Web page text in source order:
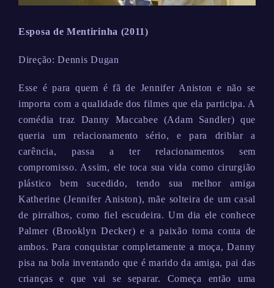
Esposa de Mentirinha (2011)
Direção: Dennis Dugan
Esse é para quem é fã de Jennifer Aniston e não se
importa com a qualidade dos filmes que ela participa. A
comédia traz Danny Maccabee (Adam Sandler) que
queria um relacionamento sério, e para driblar a
carência, passa a ter relacionamentos sem
compromisso. Assim, ele toca sua vida como cirurgião
plástico bem sucedido, tendo sua melhor amiga
Katherine (Jennifer Aniston), mãe solteira de um casal
de pirralhos, como fiel escudeira. Um dia ele conhece
Palmer (Brooklyn Decker) e a paixão toma conta de
ambos. Para conquistar completamente a moça, Danny
pisa na bola inventando que é marido da amiga, pai das
crianças e que vai se separar. Começa então uma